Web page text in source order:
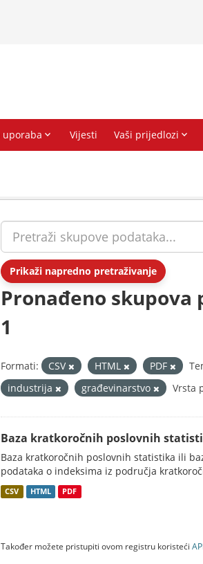
Prikaži napredno pretraživanje
Pronađeno skupova
1
Formati: CSV HTML PDF
industrija
građevinarstvo Vrsta
Baza kratkoročnih poslovnih
Baza kratkoročnih poslovnih statistika ili
podataka o indeksima iz područja
CSV HTML PDF
Također možete pristupiti ovom registru koristeći